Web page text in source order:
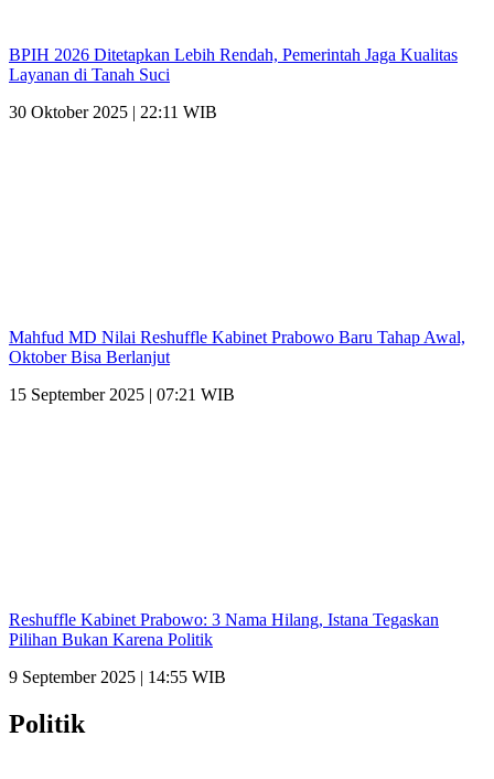
BPIH 2026 Ditetapkan Lebih Rendah, Pemerintah Jaga Kualitas
Layanan di Tanah Suci
30 Oktober 2025 | 22:11 WIB
Mahfud MD Nilai Reshuffle Kabinet Prabowo Baru Tahap Awal,
Oktober Bisa Berlanjut
15 September 2025 | 07:21 WIB
Reshuffle Kabinet Prabowo: 3 Nama Hilang, Istana Tegaskan
Pilihan Bukan Karena Politik
9 September 2025 | 14:55 WIB
Politik